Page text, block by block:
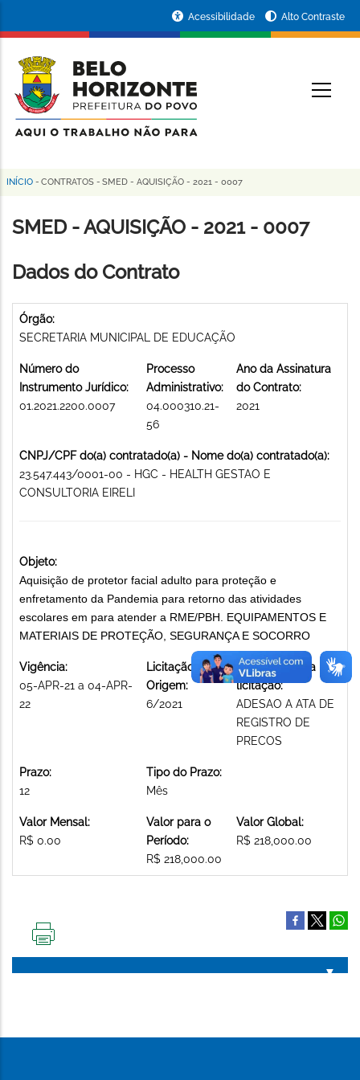
conteúdo
principal
da
Prefeitura
de
Horizonte
Acessibilidade Alto Contraste
Trilha
de
INÍCIO - CONTRATOS - SMED - AQUISIÇÃO - 2021 - 0007
SMED - AQUISIÇÃO - 2021 - 0007
Dados do Contrato
Órgão:
SECRETARIA MUNICIPAL DE EDUCAÇÃO
Número do
Instrumento Jurídico:
01.2021.2200.0007
Processo
Administrativo:
04.000310.21-
56
Ano da Assinatura
do Contrato:
2021
CNPJ/CPF do(a) contratado(a) - Nome do(a) contratado(a):
23.547.443/0001-00 - HGC - HEALTH GESTAO E
CONSULTORIA EIRELI
Objeto:
Aquisição de protetor facial adulto para proteção e
enfretamento da Pandemia para retorno das atividades
escolares em para atender a RME/PBH. EQUIPAMENTOS E
MATERIAIS DE PROTEÇÃO, SEGURANÇA E SOCORRO
Vigência:
05-APR-21 a 04-APR-
22
Licitação de
Origem:
6/2021
Modalidade da
licitação:
ADESAO A ATA DE
REGISTRO DE
PRECOS
Prazo:
12
Tipo do Prazo:
Mês
Valor Mensal:
R$ 0.00
Valor para o
Período:
R$ 218,000.00
Valor Global:
R$ 218,000.00
PÁGINA